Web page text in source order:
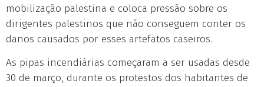
mobilização palestina e coloca pressão sobre os
dirigentes palestinos que não conseguem conter os
danos causados por esses artefatos caseiros.
As pipas incendiárias começaram a ser usadas desde
30 de março, durante os protestos dos habitantes de